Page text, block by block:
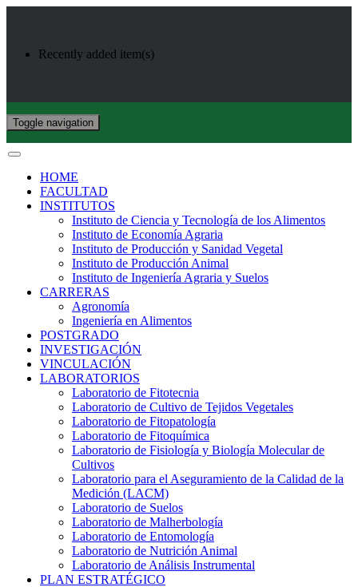
Recently added item(s)
Toggle navigation
HOME
FACULTAD
INSTITUTOS
Instituto de Ciencia y Tecnología de los Alimentos
Instituto de Economía Agraria
Instituto de Producción y Sanidad Vegetal
Instituto de Producción Animal
Instituto de Ingeniería Agraria y Suelos
CARRERAS
Agronomía
Ingeniería en Alimentos
POSTGRADO
INVESTIGACIÓN
VINCULACIÓN
LABORATORIOS
Laboratorio de Fitotecnia
Laboratorio de Cultivo de Tejidos Vegetales
Laboratorio de Fitopatología
Laboratorio de Fitoquímica
Laboratorio de Fisiología y Biología Molecular de
Cultivos
Laboratorio para el Aseguramiento de la Calidad de la
Medición (LACM)
Laboratorio de Suelos
Laboratorio de Malherbología
Laboratorio de Entomología
Laboratorio de Nutrición Animal
Laboratorio de Análisis Instrumental
PLAN ESTRATÉGICO